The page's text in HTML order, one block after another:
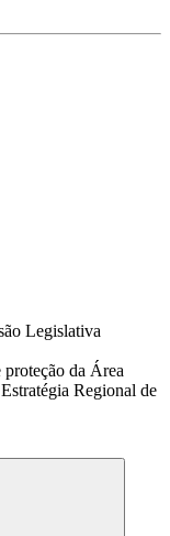
Legislativa
da Área
Regional de